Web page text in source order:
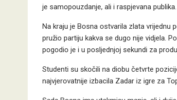
je samopouzdanje, ali i raspjevana publika.
Na kraju je Bosna ostvarila zlata vrijednu
pružio partiju kakva se dugo nije vidjela.
pogodio je i u posljednjoj sekundi za
Studenti su skočili na diobu četvrte
najvjerovatnije izbacila Zadar iz igre za